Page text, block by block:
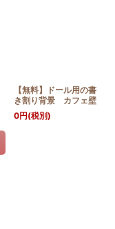
【無料】ドール用の書
き割り背景 カフェ壁
0円(税別)